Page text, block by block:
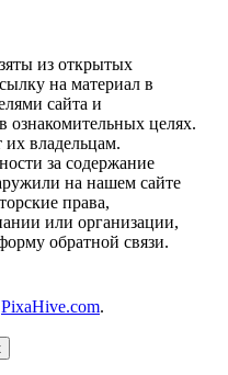
из открытых
на материал в
сайта и
ознакомительных целях.
владельцам.
за содержание
на нашем сайте
права,
или организации,
обратной связи.
PixaHive.com.